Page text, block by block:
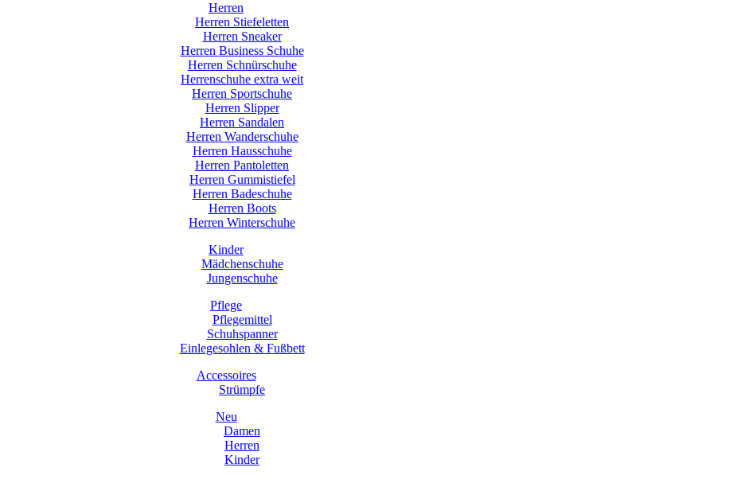
Herren
Herren Stiefeletten
Herren Sneaker
Herren Business Schuhe
Herren Schnürschuhe
Herrenschuhe extra weit
Herren Sportschuhe
Herren Slipper
Herren Sandalen
Herren Wanderschuhe
Herren Hausschuhe
Herren Pantoletten
Herren Gummistiefel
Herren Badeschuhe
Herren Boots
Herren Winterschuhe
Kinder
Mädchenschuhe
Jungenschuhe
Pflege
Pflegemittel
Schuhspanner
Einlegesohlen & Fußbett
Accessoires
Strümpfe
Neu
Damen
Herren
Kinder